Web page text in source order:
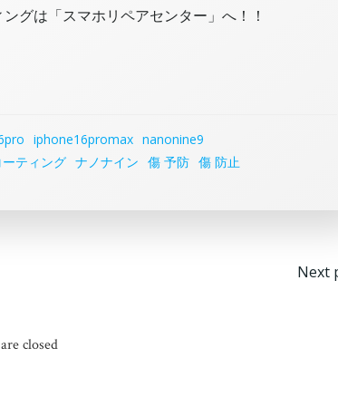
グは「スマホリペアセンター」へ！！
iphone16promax nanonine9
ティング ナノナイン 傷 予防 傷 防止
投
Next
closed